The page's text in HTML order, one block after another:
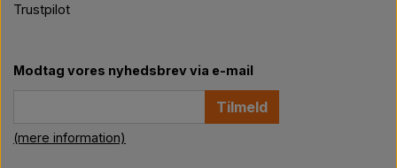
Trustpilot
Modtag vores nyhedsbrev via e-mail
Tilmeld
(mere information)